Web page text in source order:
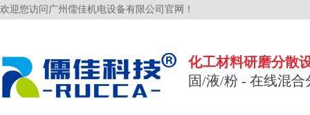
欢迎您访问广州儒佳机电设备有限公司官网！
化工材料研磨分
固/液/粉 - 在线混